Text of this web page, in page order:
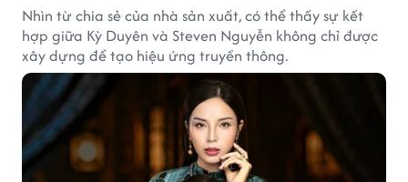
Nhìn từ chia sẻ của nhà sản xuất, có thể thấy sự kết
hợp giữa Kỳ Duyên và Steven Nguyễn không chỉ được
xây dựng để tạo hiệu ứng truyền thông.